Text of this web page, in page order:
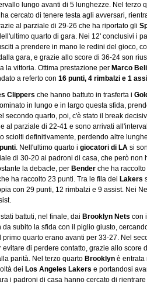
lungo avanti di 5 lunghezze. Nel terzo
ha cercato di tenere testa agli avversari,
al parziale di 29-26 che ha riportato gli
quarto di gara. Nei 12' conclusivi i
a prendere in mano le redini del gioco,
gara, e grazie allo score di 36-24 son
la vittoria. Ottima prestazione per Marco
a referto con 16 punti, 4 rimbalzi e 1
Clippers che hanno battuto in trasferta i
in lungo e in largo questa sfida,
quarto, poi, c'è stato il break
al parziale di 22-41 e sono arrivati
sciolti definitivamente, perdendo altre
. Nell'ultimo quarto i giocatori di LA si
di 30-20 ai padroni di casa, che però non
la debacle, per Bender che ha
ha raccolto 23 punti. Tra le fila dei Lakers
con 29 punti, 12 rimbalzi e 9 assist. Nei
battuti, nel finale, dai Brooklyn Nets con il
subito la sfida con il piglio giusto,
primo quarto erano avanti per 33-27. Nel
di perdere contatto, grazie allo score
parità. Nel terzo quarto Brooklyn è entrata
dei Los Angeles Lakers e portandosi
i padroni di casa hanno cercato di rientrare